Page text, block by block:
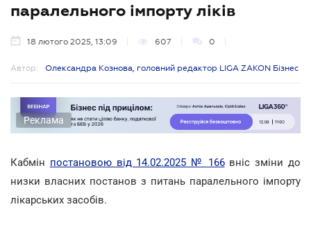
паралельного імпорту ліків
18 лютого 2025, 13:09 607 0
Автор: Олександра Кознова, головний редактор LIGA ZAKON Бізнес
Реклама
Кабмін постановою від 14.02.2025 № 166вніс зміни до
низки власних постанов з питань паралельного імпорту
лікарських засобів.